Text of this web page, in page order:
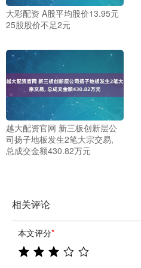
大彩配资 A股平均股价13.95元
25股股价不足2元
越大配资官网 新三板创新层公
司扬子地板发生2笔大宗交易,
总成交金额430.82万元
相关评论
本文评分*